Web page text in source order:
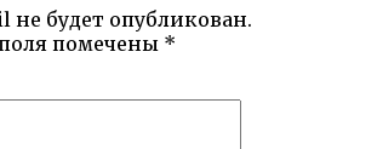
не будет опубликован.
помечены *